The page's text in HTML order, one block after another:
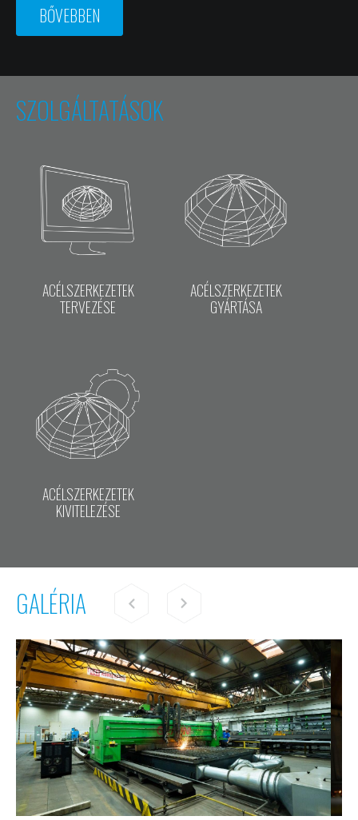
BŐVEBBEN
SZOLGÁLTATÁSOK
ACÉLSZERKEZETEK
TERVEZÉSE
ACÉLSZERKEZETEK
GYÁRTÁSA
ACÉLSZERKEZETEK
KIVITELEZÉSE
GALÉRIA